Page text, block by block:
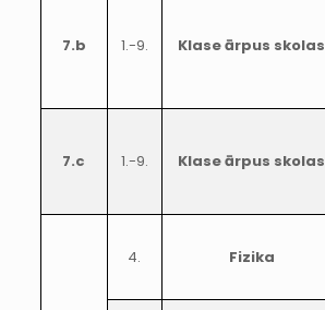
7.b 1.-9. Klase ārpus skolas
7.c 1.-9. Klase ārpus skolas
4. Fizika